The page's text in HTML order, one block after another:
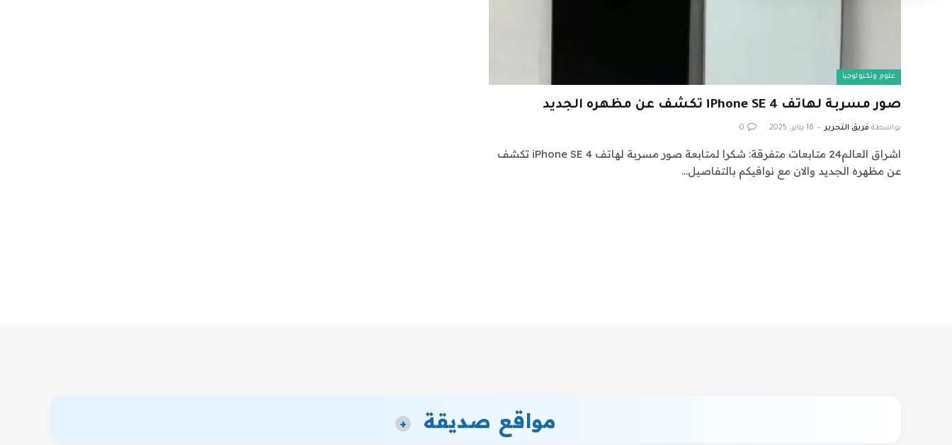
علوم وتكنولوجيا
صور مسربة لهاتف iPhone SE 4 تكشف عن مظهره الجديد
بواسطة فريق التحرير 16 يناير، 2025 0
اشراق العالم24 متابعات متفرقة: شكرا لمتابعة صور مسربة لهاتف iPhone SE 4 تكشف
عن مظهره الجديد والان مع نوافيكم بالتفاصيل…
مواقع صديقة +